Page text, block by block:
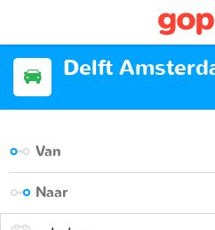
Delft